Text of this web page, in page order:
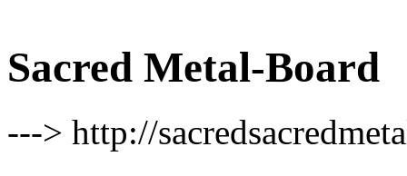
Sacred Metal-Board
---> http://